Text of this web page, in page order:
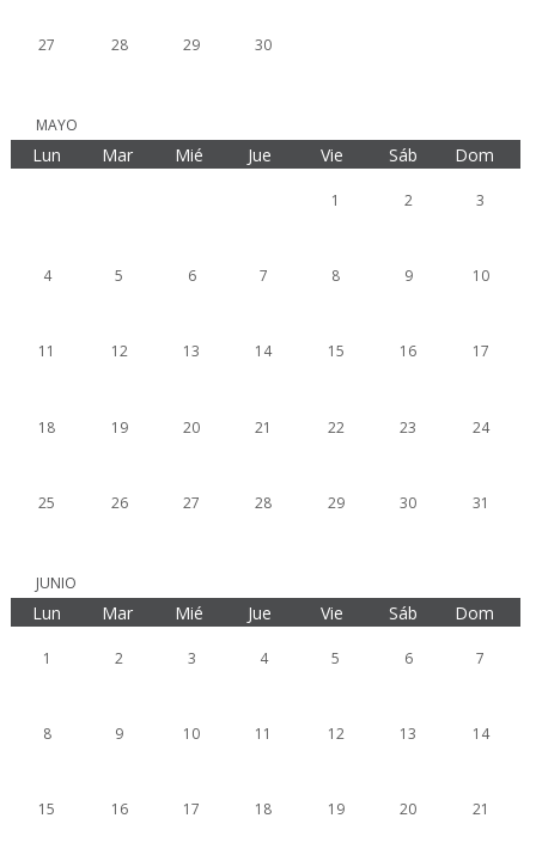
27 28 29 30
MAYO
Lun Mar Mié Jue Vie Sáb Dom
1 2 3
4 5 6 7 8 9 10
11 12 13 14 15 16 17
18 19 20 21 22 23 24
25 26 27 28 29 30 31
JUNIO
Lun Mar Mié Jue Vie Sáb Dom
1 2 3 4 5 6 7
8 9 10 11 12 13 14
15 16 17 18 19 20 21